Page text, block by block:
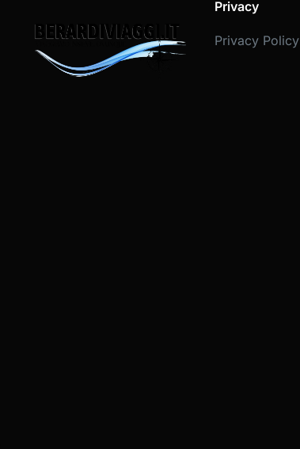
Privacy
Privacy Policy